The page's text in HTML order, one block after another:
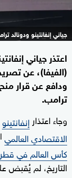
جياني إنفانتينو ودونالد
اعتذر جياني
(الفيفا)، عن
ودافع عن قرار
ترامب.
وجاء اعتذار إنفانتينو
الاقتصادي العالمي
كأس العالم في قطر
التاريخ، لم يُقبض